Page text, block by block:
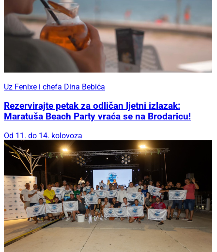
Uz Fenixe i chefa Dina Bebića
Rezervirajte petak za odličan ljetni izlazak:
Maratuša Beach Party vraća se na Brodaricu!
Od 11. do 14. kolovoza